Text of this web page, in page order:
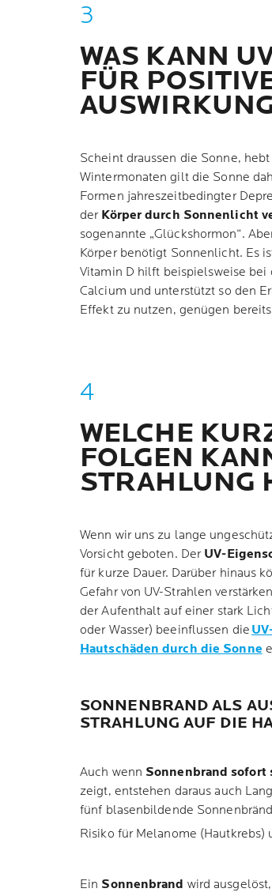
WAS KANN
FÜR
Scheint draussen die Sonne,
Wintermonaten gilt die Sonne
Formen jahreszeitbedingter
der Körper durch Sonnenlicht
sogenannte „Glückshormon“.
Körper benötigt Sonnenlicht. Es
Vitamin D hilft beispielsweise bei
Calcium und unterstützt so den
Effekt zu nutzen, genügen
WELCHE
FOLGEN
STRAHLUNG
Wenn wir uns zu lange
Vorsicht geboten. Der UV-
für kurze Dauer. Darüber hinaus
Gefahr von UV-Strahlen
der Aufenthalt auf einer stark
oder Wasser) beeinflussen die
Hautschäden durch die Sonne
SONNENBRAND ALS
STRAHLUNG AUF DIE
Auch wenn Sonnenbrand sofort
zeigt, entstehen daraus auch
fünf blasenbildende
Risiko für Melanome (Hautkrebs)
Ein Sonnenbrand wird